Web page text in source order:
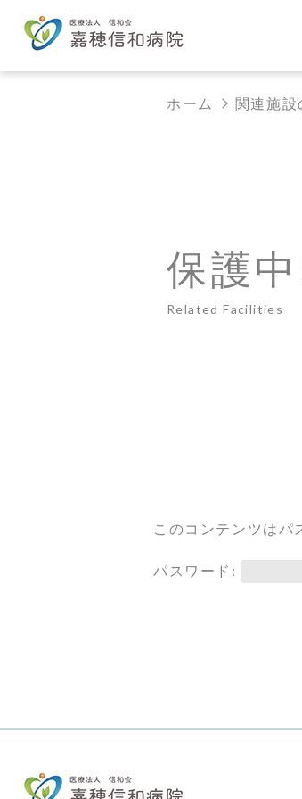
ホーム 関連施設
保護
Related Facilities
このコンテンツはパ
パスワード: